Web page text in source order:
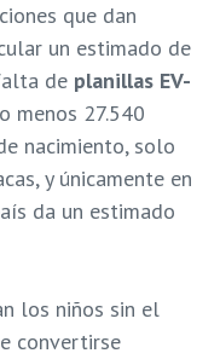
que dan
un estimado de
de planillas EV-
menos 27.540
nacimiento, solo
y únicamente en
da un estimado
los niños sin el
convertirse